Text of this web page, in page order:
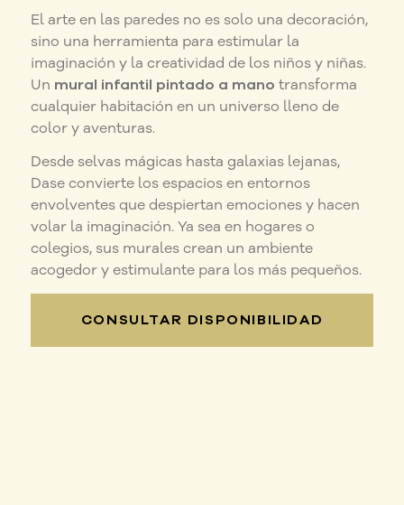
El arte en las paredes no es solo una decoración,
sino una herramienta para estimular la
imaginación y la creatividad de los niños y niñas.
Un mural infantil pintado a mano transforma
cualquier habitación en un universo lleno de
color y aventuras.
Desde selvas mágicas hasta galaxias lejanas,
Dase convierte los espacios en entornos
envolventes que despiertan emociones y hacen
volar la imaginación. Ya sea en hogares o
colegios, sus murales crean un ambiente
acogedor y estimulante para los más pequeños.
CONSULTAR DISPONIBILIDAD